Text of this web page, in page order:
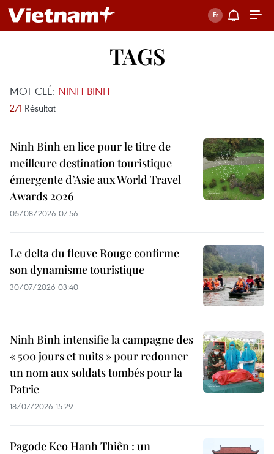
TAGS
MOT CLÉ: NINH BINH
271 Résultat
Ninh Binh en lice pour le titre de
meilleure destination touristique
émergente d’Asie aux World Travel
Awards 2026
05/08/2026 07:56
Le delta du fleuve Rouge confirme
son dynamisme touristique
30/07/2026 03:40
Ninh Binh intensifie la campagne des
« 500 jours et nuits » pour redonner
un nom aux soldats tombés pour la
Patrie
18/07/2026 15:29
Pagode Keo Hanh Thiên : un